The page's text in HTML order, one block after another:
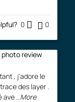
0 0
des layer .
ave...More